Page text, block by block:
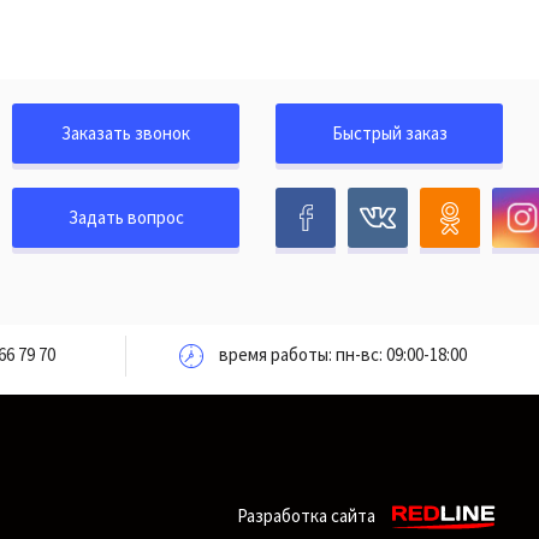
Заказать звонок
Задать вопрос
Быстрый заказ
79 70 время работы: пн-вс: 09:00-18:00
Разработка сайта